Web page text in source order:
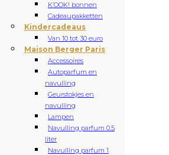
K’OOK! bonnen
Cadeaupakketten
Kindercadeaus
Van 10 tot 30 euro
Maison Berger Paris
Accessoires
Autoparfum en
navulling
Geurstokjes en
navulling
Lampen
Navulling parfum 0.5
liter
Navulling parfum 1